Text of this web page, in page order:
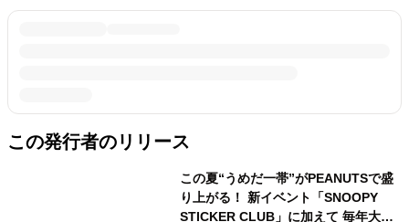
この発行者のリリース
この夏“うめだ一帯”がPEANUTSで盛
り上がる！ 新イベント「SNOOPY
STICKER CLUB」に加えて 毎年大好